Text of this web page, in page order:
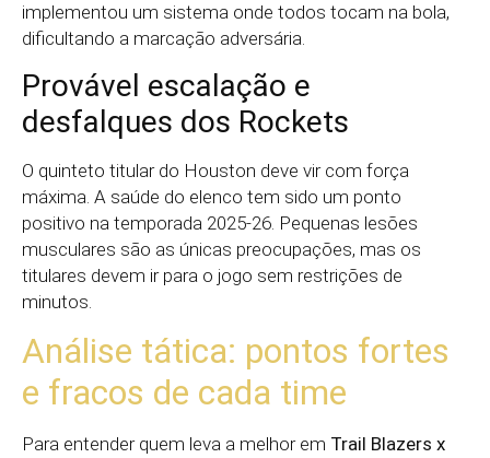
implementou um sistema onde todos tocam na bola,
dificultando a marcação adversária.
Provável escalação e
desfalques dos Rockets
O quinteto titular do Houston deve vir com força
máxima. A saúde do elenco tem sido um ponto
positivo na temporada 2025-26. Pequenas lesões
musculares são as únicas preocupações, mas os
titulares devem ir para o jogo sem restrições de
minutos.
Análise tática: pontos fortes
e fracos de cada time
Para entender quem leva a melhor em Trail Blazers x